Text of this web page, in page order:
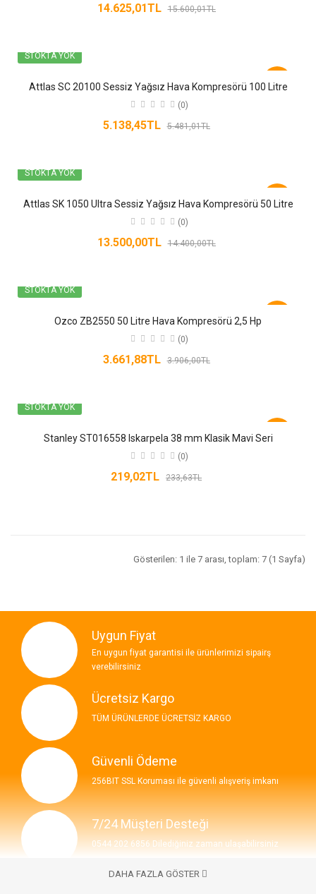
14.625,01TL 15.600,01TL
STOKTA YOK
Attlas SC 20100 Sessiz Yağsız Hava Kompresörü 100 Litre
(0)
5.138,45TL 5.481,01TL
STOKTA YOK
Attlas SK 1050 Ultra Sessiz Yağsız Hava Kompresörü 50 Litre
(0)
13.500,00TL 14.400,00TL
STOKTA YOK
Ozco ZB2550 50 Litre Hava Kompresörü 2,5 Hp
(0)
3.661,88TL 3.906,00TL
STOKTA YOK
Stanley ST016558 Iskarpela 38 mm Klasik Mavi Seri
(0)
219,02TL 233,63TL
Gösterilen: 1 ile 7 arası, toplam: 7 (1 Sayfa)
Uygun Fiyat
En uygun fiyat garantisi ile ürünlerimizi sipairş
verebilirsiniz
Ücretsiz Kargo
TÜM ÜRÜNLERDE ÜCRETSİZ KARGO
Güvenli Ödeme
256BIT SSL Koruması ile güvenli alışveriş imkanı
7/24 Müşteri Desteği
0544 202 6856 Dilediğiniz zaman ulaşabilirsiniz
DAHA FAZLA GÖSTER